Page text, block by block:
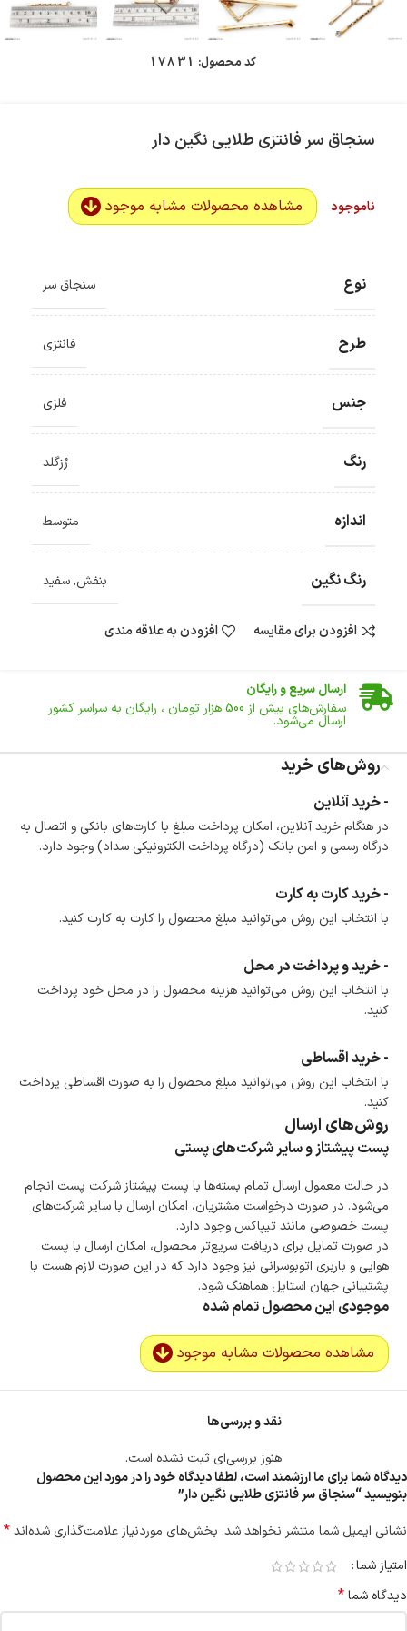
کد محصول: 17831
سنجاق سر فانتزی طلایی نگین دار
ناموجود مشاهده محصولات مشابه موجود
نوع سنجاق سر
طرح فانتزی
جنس فلزی
رنگ رُزگلد
اندازه متوسط
رنگ نگین بنفش,سفید
افزودن برای مقایسه افزودن به علاقه مندی
ضمانت اصالت کالا
ارسال سریع و رایگان
سفارش‌های بیش از 500 هزار تومان ، رایگان به سراسر کشور
ارسال می‌شود.
تا 14 روز پس از تحویل کالا می‌توانید آن را برگشت دهید.
امکان پرداخت در محل
در هنگام خرید محصول، امکان انتخاب پرداخت در محل
وجود دارد.
امکان پرداخت اقساطی
است.
ضمانت اصالت کالا
گارانتی معتبر برای تمامی محصولات ارائه می‌شود.
روش‌های خرید
- خرید آنلاین
در هنگام خرید آنلاین، امکان پرداخت مبلغ با کارت‌های بانکی و اتصال به
درگاه رسمی و امن بانک (درگاه پرداخت الکترونیکی سداد) وجود دارد.
- خرید کارت به کارت
با انتخاب این روش می‌توانید مبلغ محصول را کارت به کارت کنید.
- خرید و پرداخت در محل
با انتخاب این روش می‌توانید هزینه محصول را در محل خود پرداخت
کنید.
- خرید اقساطی
با انتخاب این روش می‌توانید مبلغ محصول را به صورت اقساطی پرداخت
کنید.
روش‌های ارسال
پست پیشتاز و سایر شرکت‌های پستی
در حالت معمول ارسال تمام بسته‌ها با پست پیشتاز شرکت پست انجام
می‌شود. در صورت درخواست مشتریان، امکان ارسال با سایر شرکت‌های
پست خصوصی مانند تیپاکس وجود دارد.
در صورت تمایل برای دریافت سریع‌تر محصول، امکان ارسال با پست
هوایی و باربری اتوبوسرانی نیز وجود دارد که در این صورت لازم هست با
پشتیبانی جهان استایل هماهنگ شود.
موجودی این محصول تمام شده
مشاهده محصولات مشابه موجود
نقد و بررسی‌ها
هنوز بررسی‌ای ثبت نشده است.
دیدگاه شما برای ما ارزشمند است، لطفا دیدگاه خود را در مورد این محصول
بنویسید “سنجاق سر فانتزی طلایی نگین دار”
نشانی ایمیل شما منتشر نخواهد شد. بخش‌های موردنیاز علامت‌گذاری شده‌اند*
امتیاز شما
دیدگاه شما*